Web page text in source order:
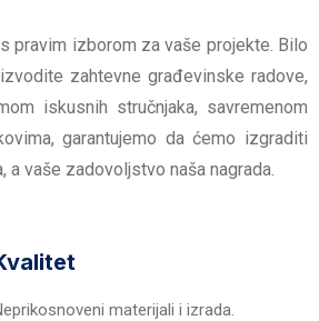
pravim izborom za vaše projekte. Bilo
zahtevne građevinske radove,
iskusnih stručnjaka, savremenom
garantujemo da ćemo izgraditi
vaše zadovoljstvo naša nagrada.
materijali i izrada.